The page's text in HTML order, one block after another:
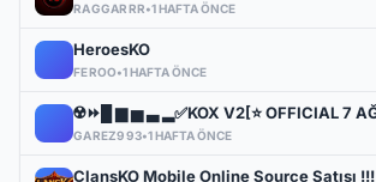
RAGGARRR•1 HAFTA ÖNCE
HeroesKO
FEROO•1 HAFTA ÖNCE
GAREZ993•1 HAFTA ÖNCE
ClansKO Mobile Online Source Satışı !!!